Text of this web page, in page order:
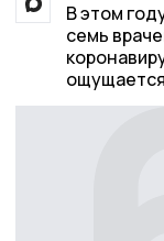
В этом
семь